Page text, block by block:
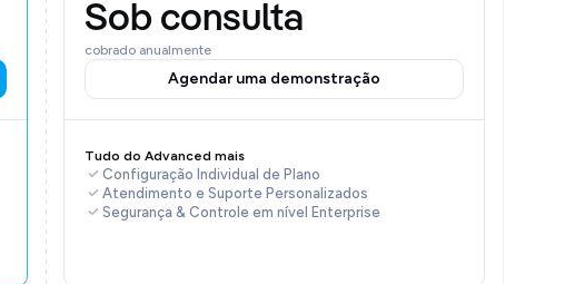
Sob consulta
cobrado anualmente
Agendar uma demonstração
Tudo do Advanced mais
Configuração Individual de Plano
Atendimento e Suporte Personalizados
Segurança & Controle em nível Enterprise